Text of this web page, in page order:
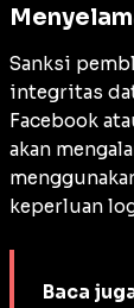
Sanksi
integritas
Facebook
akan
keperluan
Baca